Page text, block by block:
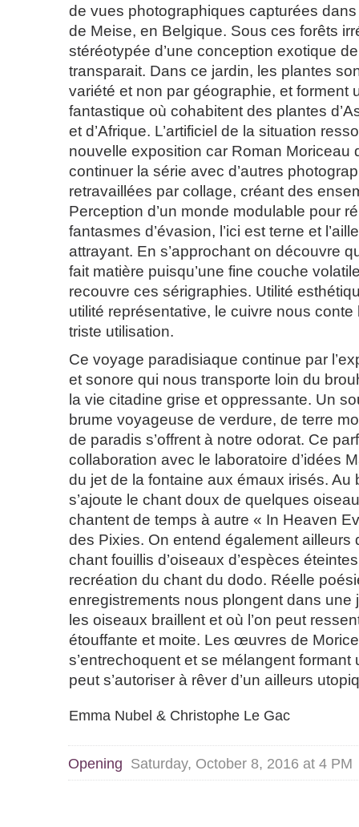
de vues photographiques capturées
de Meise, en Belgique. Sous ces forêts
stéréotypée d’une conception exotique de
transparait. Dans ce jardin, les plantes
variété et non par géographie, et forment
fantastique où cohabitent des plantes
et d’Afrique. L’artificiel de la situation
nouvelle exposition car Roman Moriceau
continuer la série avec d’autres
retravaillées par collage, créant des
Perception d’un monde modulable pour
fantasmes d’évasion, l’ici est terne et
attrayant. En s’approchant on découvre
fait matière puisqu’une fine couche
recouvre ces sérigraphies. Utilité
utilité représentative, le cuivre nous conte
triste utilisation.
Ce voyage paradisiaque continue par
et sonore qui nous transporte loin du
la vie citadine grise et oppressante. Un
brume voyageuse de verdure, de terre
de paradis s’offrent à notre odorat. Ce
collaboration avec le laboratoire d’idées
du jet de la fontaine aux émaux irisés. Au
s’ajoute le chant doux de quelques
chantent de temps à autre « In Heaven
des Pixies. On entend également ailleurs
chant fouillis d’oiseaux d’espèces
recréation du chant du dodo. Réelle
enregistrements nous plongent dans une
les oiseaux braillent et où l’on peut
étouffante et moite. Les œuvres de
s’entrechoquent et se mélangent formant
peut s’autoriser à rêver d’un ailleurs
Emma Nubel & Christophe Le Gac
Opening Saturday, October 8, 2016 at 4 PM